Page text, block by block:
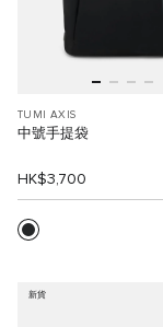
TUMI AXIS
中號手提袋
HK$3,700
新貨